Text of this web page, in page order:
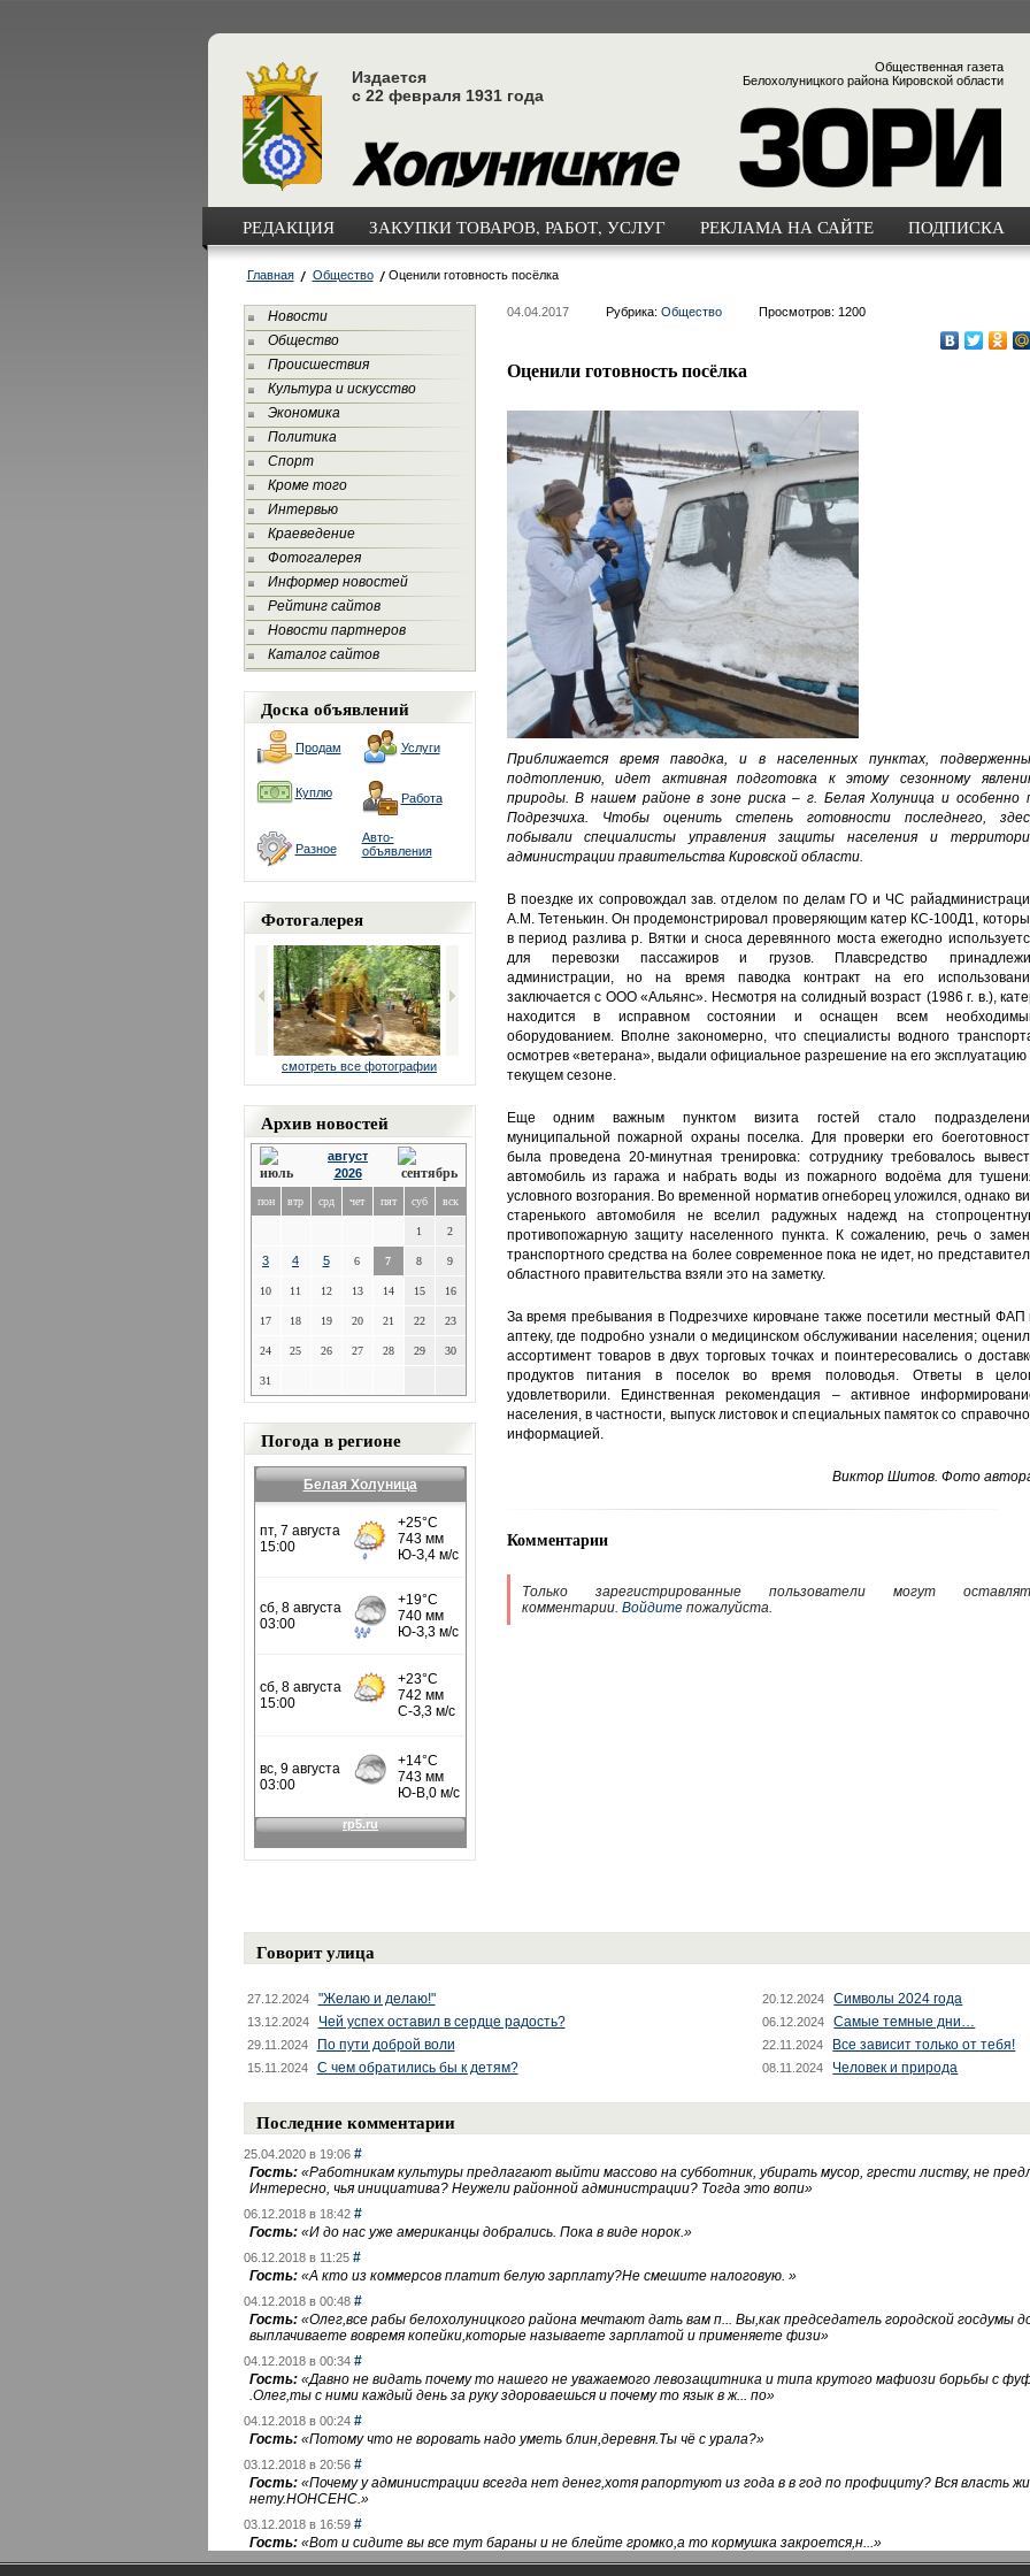
Издается
с 22 февраля 1931 года
Общественная газета
Белохолуницкого района Кировской области
РЕДАКЦИЯ ЗАКУПКИ ТОВАРОВ, РАБОТ, УСЛУГ РЕКЛАМА НА САЙТЕ ПОДПИСКА
Главная Общество Оценили готовность посёлка
Новости
Общество
Происшествия
Культура и искусство
Экономика
Политика
Спорт
Кроме того
Интервью
Краеведение
Фотогалерея
Информер новостей
Рейтинг сайтов
Новости партнеров
Каталог сайтов
Доска объявлений
Продам Услуги
Куплю Работа
Разное
Авто-
объявления
Фотогалерея
смотреть все фотографии
Архив новостей
август
2026
пон втр срд чет пят суб вск
1 2
3 4 5 6 7 8 9
10 11 12 13 14 15 16
17 18 19 20 21 22 23
24 25 26 27 28 29 30
31
Погода в регионе
Белая Холуница
04.04.2017 Рубрика: Общество Просмотров: 1200
Оценили готовность посёлка
Приближается время паводка, и в населенных пунктах,
подтоплению, идет активная подготовка к этому сезонному
природы. В нашем районе в зоне риска – г. Белая Холуница и особенно
Подрезчиха. Чтобы оценить степень готовности последнего,
побывали специалисты управления защиты населения и
администрации правительства Кировской области.
В поездке их сопровождал зав. отделом по делам ГО и ЧС
А.М. Тетенькин. Он продемонстрировал проверяющим катер КС-100Д1,
в период разлива р. Вятки и сноса деревянного моста ежегодно
для перевозки пассажиров и грузов. Плавсредство
администрации, но на время паводка контракт на его
заключается с ООО «Альянс». Несмотря на солидный возраст (1986 г. в.),
находится в исправном состоянии и оснащен всем
оборудованием. Вполне закономерно, что специалисты водного
осмотрев «ветерана», выдали официальное разрешение на его эксплуатацию
текущем сезоне.
Еще одним важным пунктом визита гостей стало
муниципальной пожарной охраны поселка. Для проверки его
была проведена 20-минутная тренировка: сотруднику требовалось
автомобиль из гаража и набрать воды из пожарного водоёма для
условного возгорания. Во временной норматив огнеборец уложился, однако
старенького автомобиля не вселил радужных надежд на
противопожарную защиту населенного пункта. К сожалению, речь о
транспортного средства на более современное пока не идет, но
областного правительства взяли это на заметку.
За время пребывания в Подрезчихе кировчане также посетили местный ФАП
аптеку, где подробно узнали о медицинском обслуживании населения;
ассортимент товаров в двух торговых точках и поинтересовались о
продуктов питания в поселок во время половодья. Ответы в
удовлетворили. Единственная рекомендация – активное
населения, в частности, выпуск листовок и специальных памяток со
информацией.
Виктор Шитов. Фото
Комментарии
Только зарегистрированные пользователи могут
комментарии. Войдитепожалуйста.
Говорит улица
27.12.2024 "Желаю и делаю!" 20.12.2024 Символы 2024 года
13.12.2024 Чей успех оставил в сердце радость? 06.12.2024 Самые темные дни…
29.11.2024 По пути доброй воли 22.11.2024 Все зависит только от тебя!
15.11.2024 С чем обратились бы к детям? 08.11.2024 Человек и природа
Последние комментарии
25.04.2020 в 19:06 #
Гость: «Работникам культуры предлагают выйти массово на субботник, убирать мусор, грести листву, не
Интересно, чья инициатива? Неужели районной администрации? Тогда это вопи»
06.12.2018 в 18:42 #
Гость: «И до нас уже американцы добрались. Пока в виде норок.»
06.12.2018 в 11:25 #
Гость: «А кто из коммерсов платит белую зарплату?Не смешите налоговую. »
04.12.2018 в 00:48 #
Гость: «Олег,все рабы белохолуницкого района мечтают дать вам п... Вы,как председатель городской госдумы
выплачиваете вовремя копейки,которые называете зарплатой и применяете физи»
04.12.2018 в 00:34 #
Гость: «Давно не видать почему то нашего не уважаемого левозащитника и типа крутого мафиози борьбы с
.Олег,ты с ними каждый день за руку здороваешься и почему то язык в ж... по»
04.12.2018 в 00:24 #
Гость: «Потому что не воровать надо уметь блин,деревня.Ты чё с урала?»
03.12.2018 в 20:56 #
Гость: «Почему у администрации всегда нет денег,хотя рапортуют из года в в год по профициту? Вся власть
нету.НОНСЕНС.»
03.12.2018 в 16:59 #
Гость: «Вот и сидите вы все тут бараны и не блейте громко,а то кормушка закроется,н...»